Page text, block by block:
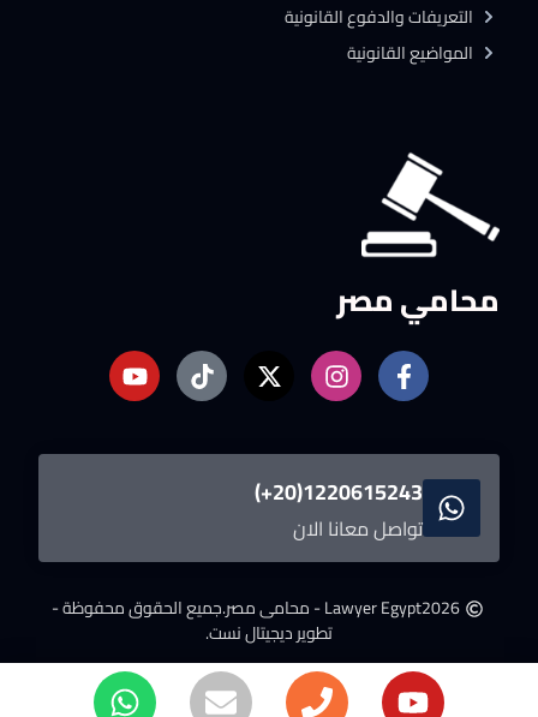
محامي مصر
1220615243(20+)
تواصل معانا الان
2026Lawyer Egypt - محامى مصر.
جميع الحقوق محفوظة -
تطوير ديجيتال نست.
التعريفات والدفوع القانونية
المواضيع القانونية